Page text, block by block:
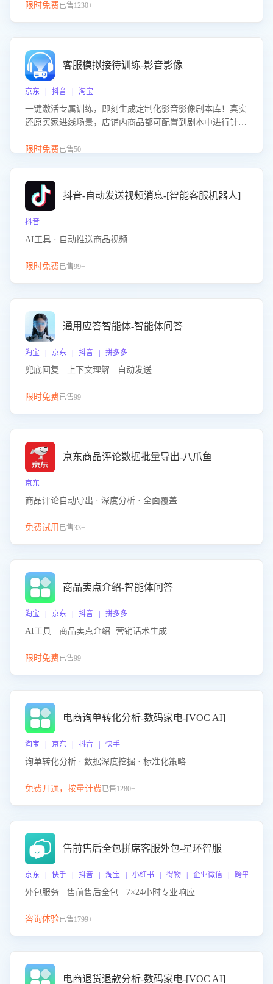
限时免费已售1230+
客服模拟接待训练-影音影像
京东 | 抖音 | 淘宝
一键激活专属训练，即刻生成定制化影音影像剧本库！真实
还原买家进线场景，店铺内商品都可配置到剧本中进行针对
击 “立即开通”，快速获取影音影像类目剧本，一键开启客服
限时免费已售50+
抖音-自动发送视频消息-[智能客服机器人]
抖音
AI工具 · 自动推送商品视频
限时免费已售99+
通用应答智能体-智能体问答
淘宝 | 京东 | 抖音 | 拼多多
兜底回复 · 上下文理解 · 自动发送
限时免费已售99+
京东商品评论数据批量导出-八爪鱼
京东
商品评论自动导出 · 深度分析 · 全面覆盖
免费试用 已售33+
商品卖点介绍-智能体问答
淘宝 | 京东 | 抖音 | 拼多多
AI工具 · 商品卖点介绍· 营销话术生成
限时免费已售99+
电商询单转化分析-数码家电-[VOC AI]
淘宝 | 京东 | 抖音 | 快手
询单转化分析 · 数据深度挖掘 · 标准化策略
免费开通，按量计费已售1280+
售前售后全包拼席客服外包-星环智服
京东 | 快手 | 抖音 | 淘宝 | 小红书 | 得物 | 企业微信 | 跨平台
外包服务 · 售前售后全包 · 7×24小时专业响应
咨询体验已售1799+
电商退货退款分析-数码家电-[VOC AI]